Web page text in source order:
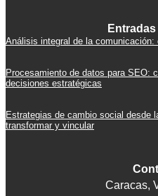
Análisis integral de la
Procesamiento de datos para SEO:
decisiones estratégicas
Estrategias de cambio social desde
transformar y vincular
Caracas,